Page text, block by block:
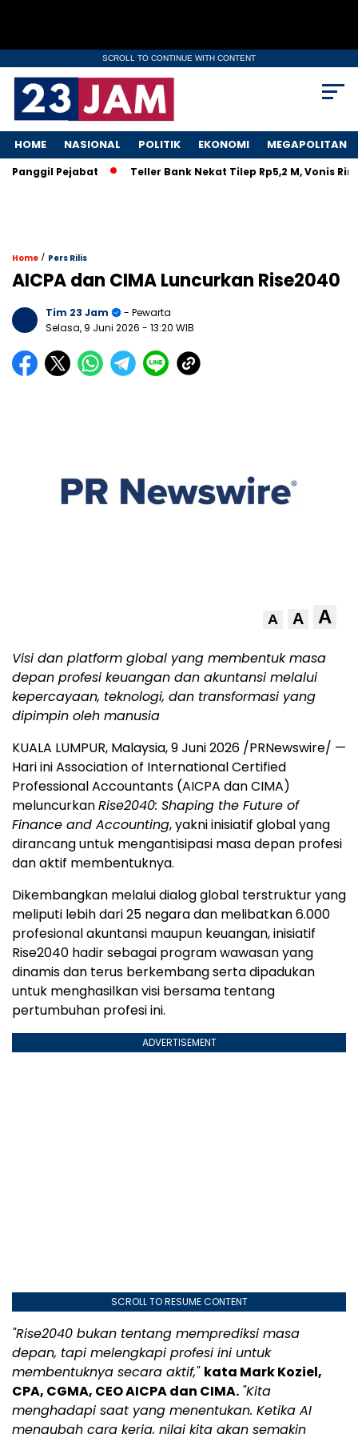
SCROLL TO CONTINUE WITH CONTENT
HOME NASIONAL POLITIK EKONOMI MEGAPOLITAN
Pejabat Teller Bank Nekat Tilep Rp5,2 M, Vonis
Home / Pers Rilis
AICPA dan CIMA Luncurkan Rise2040
Tim 23 Jam
- Pewarta
Selasa, 9 Juni 2026 - 13:20 WIB
A A A
Visi dan platform global yang membentuk masa
depan profesi keuangan dan akuntansi melalui
kepercayaan, teknologi, dan transformasi yang
dipimpin oleh manusia
KUALA LUMPUR, Malaysia,9 Juni 2026 /PRNewswire/ —
Hari ini Association of International Certified
Professional Accountants (AICPA dan CIMA)
meluncurkanRise2040: Shaping the Future of
Finance and Accounting, yakni inisiatif global yang
dirancang untuk mengantisipasi masa depan profesi
dan aktif membentuknya.
Dikembangkan melalui dialog global terstruktur yang
meliputi lebih dari 25 negara dan melibatkan 6.000
profesional akuntansi maupun keuangan, inisiatif
Rise2040 hadir sebagai program wawasan yang
dinamis dan terus berkembang serta dipadukan
untuk menghasilkan visi bersama tentang
pertumbuhan profesi ini.
ADVERTISEMENT
SCROLL TO RESUME CONTENT
"Rise2040 bukan tentang memprediksi masa
depan, tapi melengkapi profesi ini untuk
membentuknya secara aktif," kata Mark Koziel,
CPA, CGMA, CEO AICPA dan CIMA. "Kita
menghadapi saat yang menentukan. Ketika AI
mengubah cara kerja, nilai kita akan semakin